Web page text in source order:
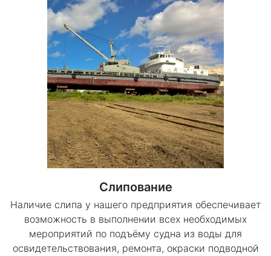
Слипование
Наличие слипа у нашего предприятия обеспечивает
возможность в выполнении всех необходимых
мероприятий по подъёму судна из воды для
освидетельствования, ремонта, окраски подводной